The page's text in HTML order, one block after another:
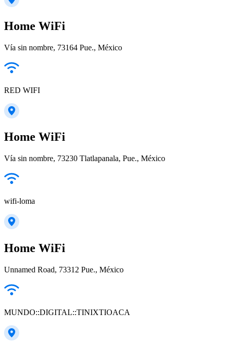
Home WiFi
Vía sin nombre, 73164 Pue., México
RED WIFI
Home WiFi
Vía sin nombre, 73230 Tlatlapanala, Pue., México
wifi-loma
Home WiFi
Unnamed Road, 73312 Pue., México
MUNDO::DIGITAL::TINIXTIOACA